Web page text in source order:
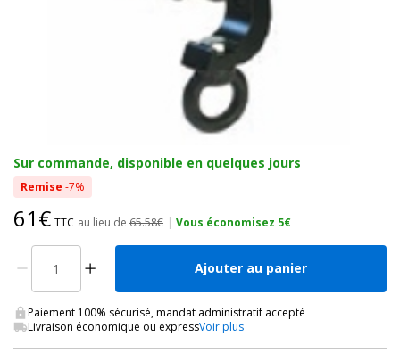
Sur commande, disponible en quelques jours
Remise -7%
61€ TTC au lieu de 65.58€ | Vous économisez 5€
Ajouter au panier
Paiement 100% sécurisé, mandat administratif accepté
Livraison économique ou expressVoir plus